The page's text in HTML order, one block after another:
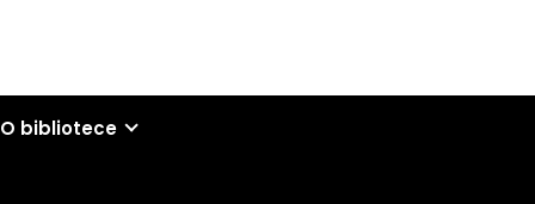
O bibliotece